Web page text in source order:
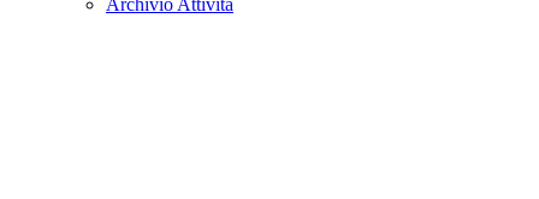
Archivio Attività